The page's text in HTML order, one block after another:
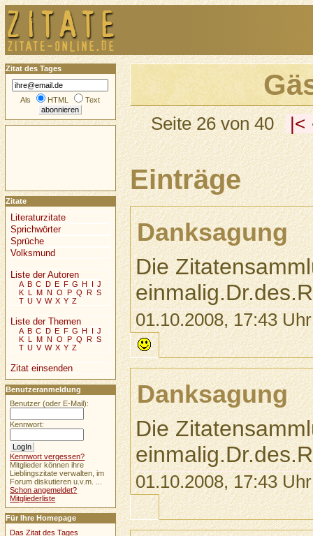
Seite 26 von 40 |<
Einträge
Danksagung
Die
01.10.2008, 17:43 Uhr
Danksagung
Die
01.10.2008, 17:43 Uhr
Zitat des Tages
Als HTML Text
Zitate
Literaturzitate
Sprichwörter
Sprüche
Volksmund
Liste der Autoren
A B C D E F G H I J
K L M N O P Q R S
T U V W X Y Z
Liste der Themen
A B C D E F G H I J
K L M N O P Q R S
T U V W X Y Z
Zitat einsenden
Benutzeranmeldung
Benutzer (oder E-Mail):
Kennwort:
Kennwort vergessen?
Mitglieder können ihre
Lieblingszitate verwalten, im
Forum diskutieren u.v.m. ...
Schon angemeldet?
Mitgliederliste
Für Ihre Homepage
Das Zitat des Tages